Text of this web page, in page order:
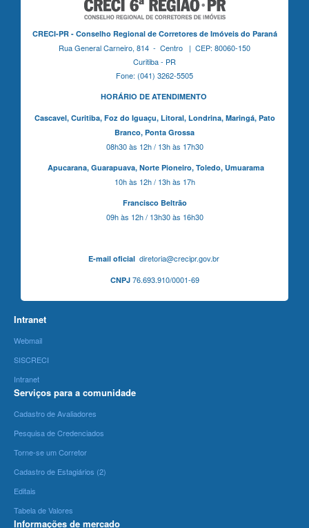
CRECI-PR - Conselho Regional de Corretores de Imóveis do Paraná
Rua General Carneiro, 814 - Centro | CEP: 80060-150
Curitiba - PR
Fone: (041) 3262-5505
HORÁRIO DE ATENDIMENTO
Cascavel, Curitiba,Foz do Iguaçu, Litoral, Londrina, Maringá, Pato
Branco, Ponta Grossa
08h30 às 12h / 13h às 17h30
Apucarana, Guarapuava, Norte Pioneiro, Toledo, Umuarama
10h às 12h / 13h às 17h
Francisco Beltrão
09h às 12h / 13h30 às 16h30
E-mail oficialdiretoria@crecipr.gov.br
CNPJ76.693.910/0001-69
Intranet
Webmail
SISCRECI
Intranet
Serviços para a comunidade
Cadastro de Avaliadores
Pesquisa de Credenciados
Torne-se um Corretor
Cadastro de Estagiários (2)
Editais
Tabela de Valores
Informações de mercado